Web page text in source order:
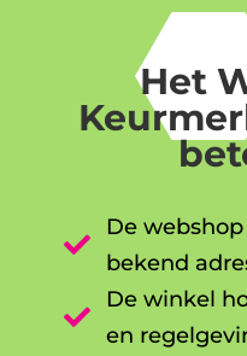
Het

De
bekend

De winkel
en